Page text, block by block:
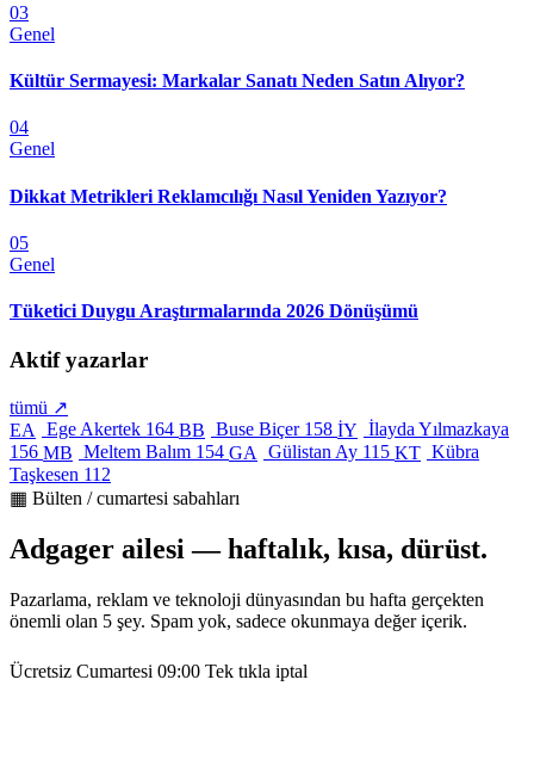
03
Genel
Kültür Sermayesi: Markalar Sanatı Neden Satın Alıyor?
04
Genel
Dikkat Metrikleri Reklamcılığı Nasıl Yeniden Yazıyor?
05
Genel
Tüketici Duygu Araştırmalarında 2026 Dönüşümü
Aktif yazarlar
tümü ↗
EA Ege Akertek 164 BB Buse Biçer 158 İY İlayda Yılmazkaya
156 MB Meltem Balım 154 GA Gülistan Ay 115 KT Kübra
Taşkesen 112
▦ Bülten / cumartesi sabahları
Adgager ailesi — haftalık, kısa, dürüst.
Pazarlama, reklam ve teknoloji dünyasından bu hafta gerçekten
önemli olan 5 şey. Spam yok, sadece okunmaya değer içerik.
Ücretsiz Cumartesi 09:00 Tek tıkla iptal